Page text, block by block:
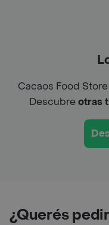
Cacaos Food
Descubreotras
¿Querés